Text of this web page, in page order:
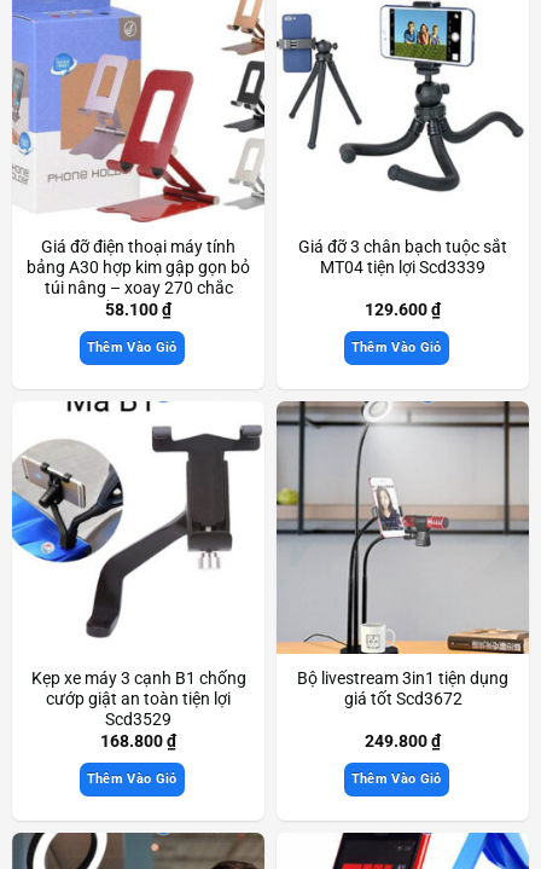
Giá đỡ điện thoại máy tính
bảng A30 hợp kim gập gọn bỏ
túi nâng – xoay 270 chắc
chắn Scd3233
58.100₫
Thêm Vào Giỏ
Giá đỡ 3 chân bạch tuộc sắt
MT04 tiện lợi Scd3339
129.600₫
Thêm Vào Giỏ
Kẹp xe máy 3 cạnh B1 chống
cướp giật an toàn tiện lợi
Scd3529
168.800₫
Thêm Vào Giỏ
Bộ livestream 3in1 tiện dụng
giá tốt Scd3672
249.800₫
Thêm Vào Giỏ